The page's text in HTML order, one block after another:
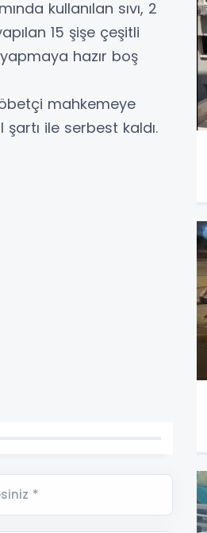
kullanılan sıvı, 2
15 şişe çeşitli
hazır boş
mahkemeye
şartı ile serbest kaldı.
*